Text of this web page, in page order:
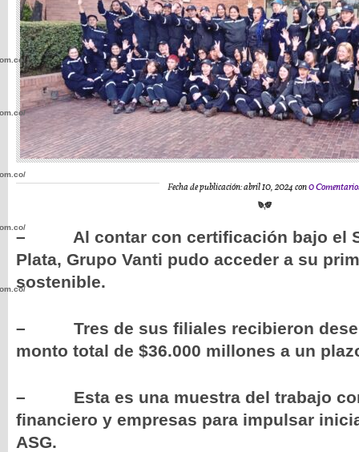
Fecha de publicación: abril 10, 2024 con0
– Al contar con certificación bajo el
Plata, Grupo Vanti pudo acceder a su
sostenible.
– Tres de sus filiales recibieron
monto total de $36.000 millones a un
– Esta es una muestra del trabajo
financiero y empresas para impulsar
ASG.
wp-
wp-
wp-
wp-
wp-